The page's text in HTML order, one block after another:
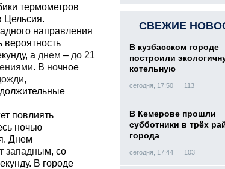
термометров
Цельсия.
направления
вероятность
а днем – до 21
. В ночное
,
повлиять
ночью
Днем
западным, со
В городе
СВЕЖИЕ
В кузбасском городе
построили
котельную
сегодня, 17:50 113
В Кемерове прошли
субботники в трёх
города
сегодня, 17:44 103